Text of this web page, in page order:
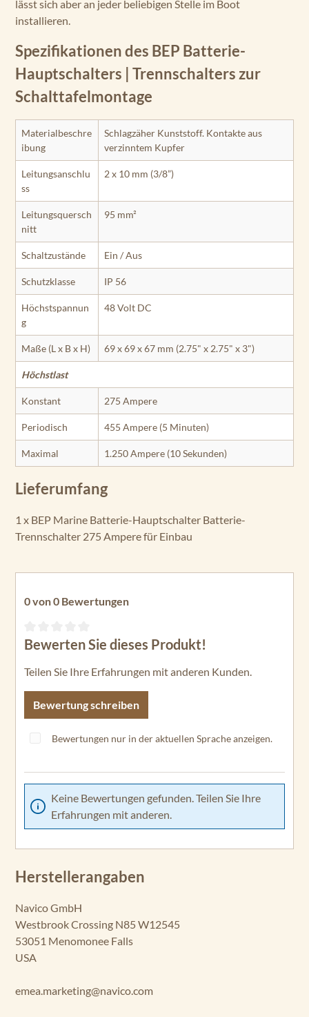
lässt sich aber an jeder beliebigen Stelle im Boot
installieren.
Spezifikationen des BEP Batterie-
Hauptschalters | Trennschalters zur
Schalttafelmontage
Materialbeschre
ibung
Schlagzäher Kunststoff. Kontakte aus
verzinntem Kupfer
Leitungsanschlu
ss
2 x 10 mm (3/8”)
Leitungsquersch
nitt
95 mm²
Schaltzustände Ein / Aus
Schutzklasse IP 56
Höchstspannun
g
48 Volt DC
Maße (L x B x H) 69 x 69 x 67 mm (2.75" x 2.75" x 3")
Höchstlast
Konstant 275 Ampere
Periodisch 455 Ampere (5 Minuten)
Maximal 1.250 Ampere (10 Sekunden)
Lieferumfang
1 x BEP Marine Batterie-Hauptschalter Batterie-
Trennschalter 275 Ampere für Einbau
0 von 0 Bewertungen
Durchschnittliche Bewertung von 0 von 5 Sternen
Bewerten Sie dieses Produkt!
Teilen Sie Ihre Erfahrungen mit anderen Kunden.
Bewertung schreiben
Bewertungen nur in der aktuellen Sprache anzeigen.
Keine Bewertungen gefunden. Teilen Sie Ihre
Erfahrungen mit anderen.
Herstellerangaben
Navico GmbH
Westbrook Crossing N85 W12545
53051 Menomonee Falls
USA
emea.marketing@navico.com